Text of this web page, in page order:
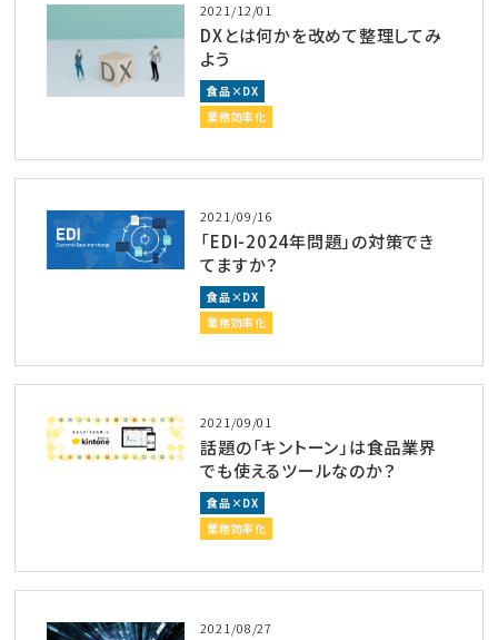
2021/12/01
DXとは何かを改めて整理してみ
よう
食品×DX
業務効率化
2021/09/16
「EDI-2024年問題」の対策でき
てますか？
食品×DX
業務効率化
2021/09/01
話題の「キントーン」は食品業界
でも使えるツールなのか？
食品×DX
業務効率化
2021/08/27